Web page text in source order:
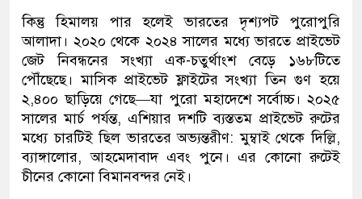
কিন্তু হিমালয় পার হলেই ভারতের দৃশ্যপট পুরোপুরি
আলাদা। ২০২০ থেকে ২০২৪ সালের মধ্যে ভারতে প্রাইভেট
জেট নিবন্ধনের সংখ্যা এক-চতুর্থাংশ বেড়ে ১৬৮টিতে
পৌঁছেছে। মাসিক প্রাইভেট ফ্লাইটের সংখ্যা তিন গুণ হয়ে
২,৪০০ ছাড়িয়ে গেছে—যা পুরো মহাদেশে সর্বোচ্চ। ২০২৫
সালের মার্চ পর্যন্ত, এশিয়ার দশটি ব্যস্ততম প্রাইভেট রুটের
মধ্যে চারটিই ছিল ভারতের অভ্যন্তরীণ: মুম্বাই থেকে দিল্লি,
ব্যাঙ্গালোর, আহমেদাবাদ এবং পুনে। এর কোনো রুটেই
চীনের কোনো বিমানবন্দর নেই।